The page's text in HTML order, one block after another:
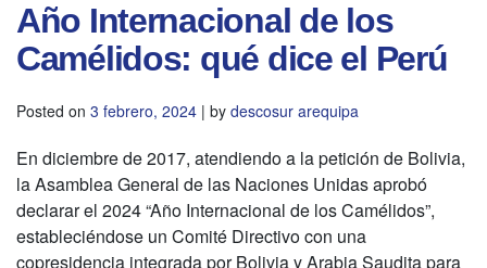
Año Internacional de los
Camélidos: qué dice el Perú
Posted on 3 febrero, 2024 | by descosur arequipa
En diciembre de 2017, atendiendo a la petición de Bolivia,
la Asamblea General de las Naciones Unidas aprobó
declarar el 2024 “Año Internacional de los Camélidos”,
estableciéndose un Comité Directivo con una
copresidencia integrada por Bolivia y Arabia Saudita para